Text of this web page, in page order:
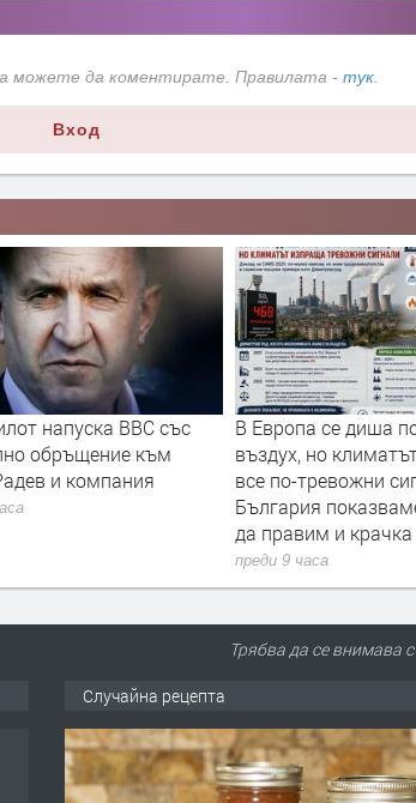
можете да коментирате. Правилата - тук.
Вход
се диша по-чист
климатът изпраща
сигнали- В
показваме как можем
Турция взима 33%
проучванията за
блок „Хан Тервел“ в
българската зона
море. Какво значи
преди 9 часа
Трябва да се внимава
Случайна рецепта